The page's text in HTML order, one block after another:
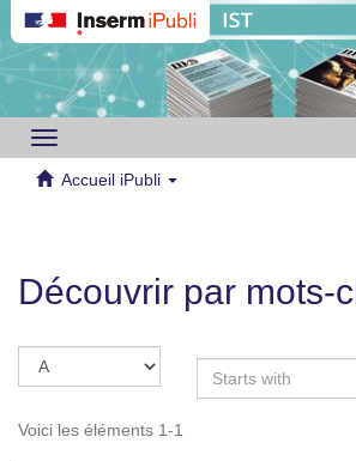
Toggle
navigation
Accueil iPubli
Découvrir par mots-
Voici les éléments 1-1